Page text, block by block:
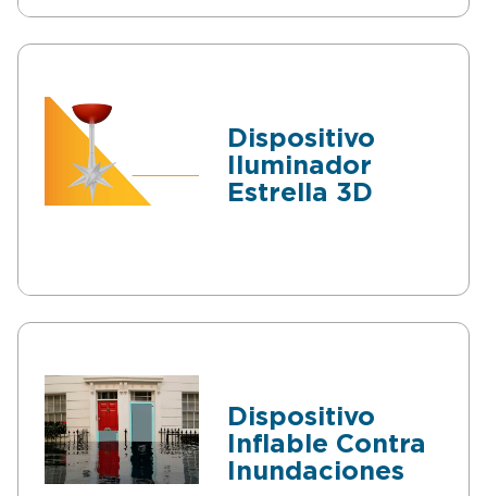
Dispositivo
Iluminador
Estrella 3D
Dispositivo
Inflable Contra
Inundaciones